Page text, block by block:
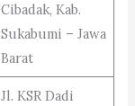
Cibadak, Kab.
Sukabumi – Jawa
Barat
Jl. KSR Dadi